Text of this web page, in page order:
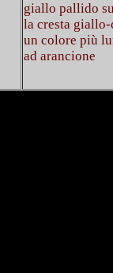
giallo pallido
la cresta giallo-
un colore più
ad arancione